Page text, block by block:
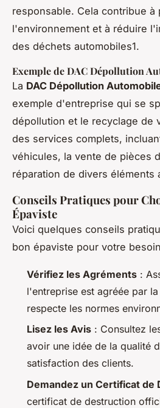
responsable. Cela contribue à
l'environnement et à réduire
des déchets automobiles1.
Exemple de DAC Dépollution
La DAC Dépollution
exemple d'entreprise qui se
dépollution et le recyclage de
des services complets,
véhicules, la vente de pièces
réparation de divers éléments
Conseils Pratiques pour
Épaviste
Voici quelques conseils
bon épaviste pour votre
Vérifiez les Agréments :
l'entreprise est agréée par
respecte les normes
Lisez les Avis : Consultez
avoir une idée de la qualité
satisfaction des clients.
Demandez un Certificat de
certificat de destruction